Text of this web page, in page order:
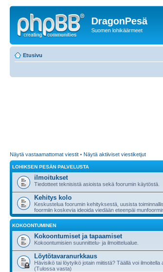
DragonPesä
Suomen lohikäärmeet
Etusivu
Näytä vastaamattomat viestit • Näytä aktiiviset viestiketjut
LOHIKSEN PESÄN PALVELUSTA
ilmoitukset
Tiedotteet teknisistä asioista sekä foorumin käytöstä.
Kehitys kolo
Keskustelua foorumin kehityksestä, uusista
foormiin koskevia ideoida viedään eteenpäi
KOKOONTUMINEN
Kokoontumiset ja tapaamiset
Kokoontumisien suunnittelu- ja ilmoittelualue.
Löytötavaranurkkaus
Hävisikö tai löytyikö jotain miitistä? Täällä voi ilmoitella
(Tulossa vasta)